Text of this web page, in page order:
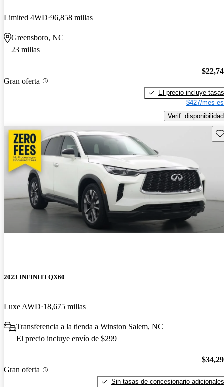
Limited 4WD 96,858 millas
Greensboro, NC
23 millas
Gran oferta
El precio incluye tasas
$427/mes
Verif. disponibilidad
2023 INFINITI QX60
Luxe AWD 18,675 millas
Transferencia a la tienda a Winston Salem, NC
El precio incluye envío de $299
Gran oferta
Sin tasas de concesionario adicionales